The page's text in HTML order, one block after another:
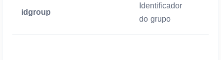
idgroup
Identificador
do grupo